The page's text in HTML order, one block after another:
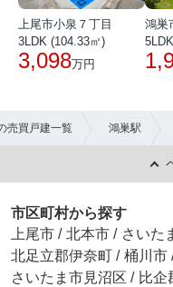
上尾市小泉７丁目
3LDK (104.33㎡)
3,098万円
鴻巣
売買戸建一覧 鴻巣駅
市区町村から探す
上尾市 / 北本市 / さいた
北足立郡伊奈町 / 桶川市
さいたま市見沼区 / 比企